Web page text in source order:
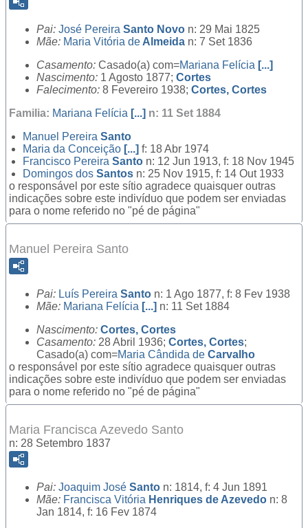
Pai: José Pereira Santo Novo n: 29 Mai 1825
Mãe: Maria Vitória de Almeida n: 7 Set 1836
Casamento: Casado(a) com=Mariana Felícia [...]
Nascimento: 1 Agosto 1877; Cortes
Falecimento: 8 Fevereiro 1938; Cortes, Cortes
Familia: Mariana Felícia [...] n: 11 Set 1884
Manuel Pereira Santo
Maria da Conceição [...] f: 18 Abr 1974
Francisco Pereira Santo n: 12 Jun 1913, f: 18 Nov 1945
Domingos dos Santos n: 25 Nov 1915, f: 14 Out 1933
o responsável por este sítio agradece quaisquer outras
indicações sobre este indivíduo que podem ser enviadas
para o nome referido no "pé de página"
Manuel Pereira Santo
Pai: Luís Pereira Santo n: 1 Ago 1877, f: 8 Fev 1938
Mãe: Mariana Felícia [...] n: 11 Set 1884
Nascimento: Cortes, Cortes
Casamento: 28 Abril 1936; Cortes, Cortes;
Casado(a) com=Maria Cândida de Carvalho
o responsável por este sítio agradece quaisquer outras
indicações sobre este indivíduo que podem ser enviadas
para o nome referido no "pé de página"
Maria Francisca Azevedo Santo
n: 28 Setembro 1837
Pai: Joaquim José Santo n: 1814, f: 4 Jun 1891
Mãe: Francisca Vitória Henriques de Azevedo n: 8
Jan 1814, f: 16 Fev 1874